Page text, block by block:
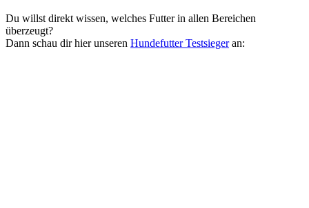
Du willst direkt wissen, welches Futter in allen Bereichen
überzeugt?
Dann schau dir hier unseren Hundefutter Testsiegeran: